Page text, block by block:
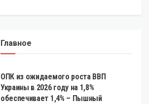
Главное
ЭКОНОМИКА
ОПК из ожидаемого роста ВВП
Украины в 2026 году на 1,8%
обеспечивает 1,4% – Пышный